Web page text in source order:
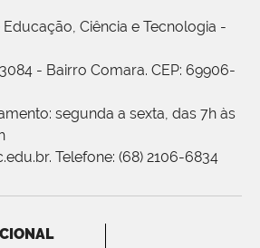
Educação, Ciência e Tecnologia -
- Bairro Comara. CEP: 69906-
segunda a sexta, das 7h às
Telefone: (68) 2106-6834